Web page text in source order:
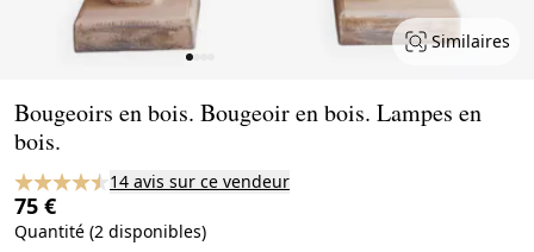
Similaires
Bougeoirs en bois. Bougeoir en bois. Lampes en
bois.
14 avis sur ce vendeur
75 €
Quantité (2 disponibles)